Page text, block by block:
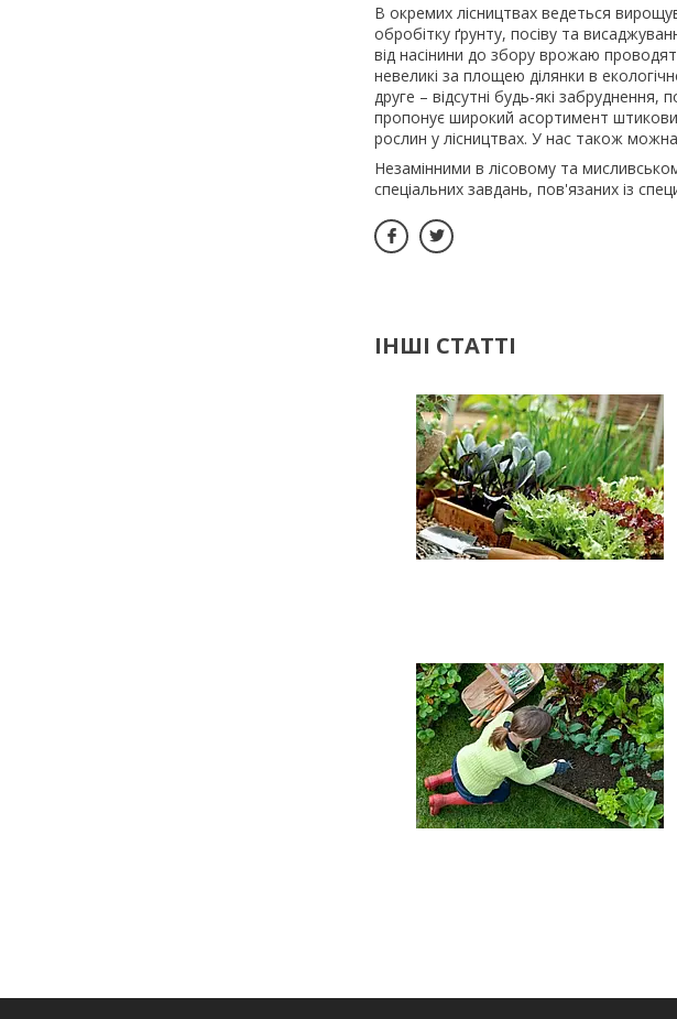
В окремих лісництвах ведеться
обробітку ґрунту, посіву та
від насінини до збору врожаю
невеликі за площею ділянки в
друге – відсутні будь-які
пропонує широкий асортимент
рослин у лісництвах. У нас також
Незамінними в лісовому та
спеціальних завдань, пов'язаних із
ІНШІ СТАТТІ